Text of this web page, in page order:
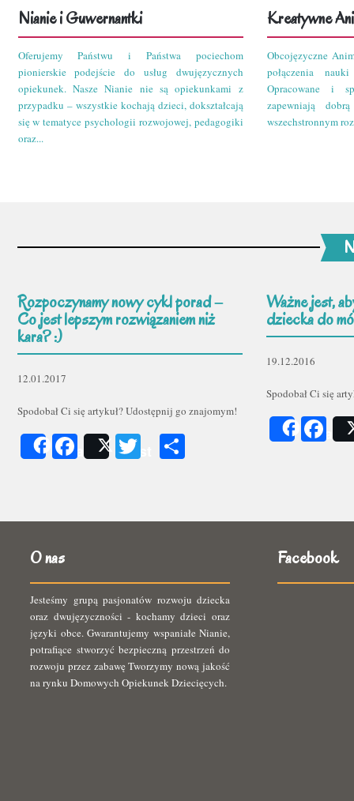
Nianie i Guwernantki
Oferujemy Państwu i Państwa pociechom
pionierskie podejście do usług dwujęzycznych
opiekunek. Nasze Nianie nie są opiekunkami z
przypadku – wszystkie kochają dzieci, dokształcają
się w tematyce psychologii rozwojowej, pedagogiki
oraz...
Kreatywne
Obcojęzyczne
połączenia
Opracowane i
zapewniają
wszechstronnym
Rozpoczynamy nowy cykl porad –
Co jest lepszym rozwiązaniem niż
kara? :)
12.01.2017
Spodobał Ci się artykuł? Udostępnij go znajomym!
ShareFacebook
Post Twitter
Ważne jest,
dziecka do
19.12.2016
Spodobał Ci się
Share
O nas
Jesteśmy grupą pasjonatów rozwoju dziecka
oraz dwujęzyczności - kochamy dzieci oraz
języki obce. Gwarantujemy wspaniałe Nianie,
potrafiące stworzyć bezpieczną przestrzeń do
rozwoju przez zabawę Tworzymy nową jakość
na rynku Domowych Opiekunek Dziecięcych.
Facebook